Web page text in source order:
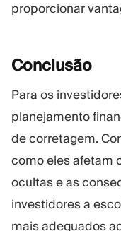
proporcionar
Conclusão
Para os
planejamento
de corretagem.
como eles afetam
ocultas e as
investidores a
mais adequados